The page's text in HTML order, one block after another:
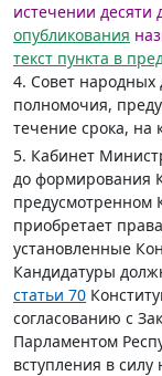
истечении десяти
опубликования
текст пункта в
4. Совет народных
полномочия,
течение срока, на
5. Кабинет
до формирования
предусмотренном
приобретает
установленные
Кандидатуры
статьи 70
согласованию с
Парламентом
вступления в